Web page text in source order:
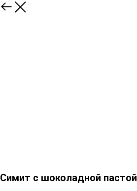
Симит с шоколадной пастой